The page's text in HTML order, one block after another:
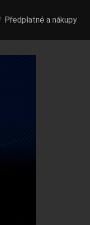
Předplatné a nákupy